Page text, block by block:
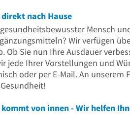
nach Hause
Mensch
Wir verfügen
Ob Sie nun Ihre Ausdauer
jede Ihrer Vorstellungen und
oder per E-Mail. An